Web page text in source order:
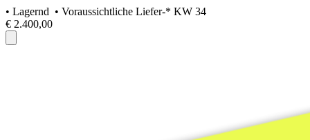
• Lagernd • Voraussichtliche Liefer-* KW 34
€ 2.400,00